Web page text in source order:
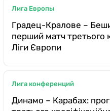
Лига Европы
Градец-Кралове –
перший матч третього
Ліги Європи
Лига конференций
Динамо – Карабах: